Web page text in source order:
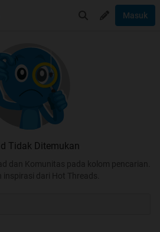
Masuk
Tidak Ditemukan
dan Komunitas pada kolom pencarian.
inspirasi dari Hot Threads.